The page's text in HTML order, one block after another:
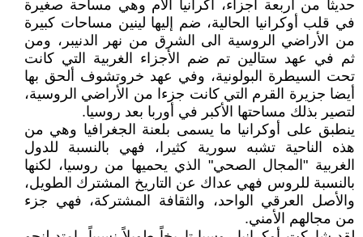
حديثا من أربعة أجزاء، أكرانيا الأم وهي مساحة صغيرة
في قلب أوكرانيا الحالية، ضم إليها لينين مساحات كبيرة
من الأراضي الروسية الى الشرق من نهر الدنيبر، ومن
ثم في عهد ستالين تم ضم الأجزاء الغربية التي كانت
تحت السيطرة البولونية، وفي عهد خروتشوف ألحق بها
أيضا جزيرة القرم التي كانت جزءا من الأراضي الروسية،
لتصير بذلك مساحتها الأكبر في أوربا بعد روسيا.
ينطبق على أوكرانيا ما يسمى بلعنة الجغرافيا وهي من
هذه الناحية تشبه سورية كثيرا، فهي بالنسبة للدول
الغربية "المجال الصحي" الذي يحميها من روسيا، لكنها
بالنسبة للروس فهي عداك عن التاريخ المشترك الطويل،
والأصل العرقي الواحد، والثقافة المشتركة، فهي جزء
من مجالهم الأمني.